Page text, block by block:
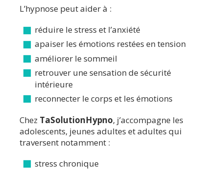
L’hypnose peut aider à :
réduire le stress et l’anxiété
apaiser les émotions restées en tension
améliorer le sommeil
retrouver une sensation de sécurité
intérieure
reconnecter le corps et les émotions
Chez TaSolutionHypno, j’accompagne les
adolescents, jeunes adultes et adultes qui
traversent notamment :
stress chronique